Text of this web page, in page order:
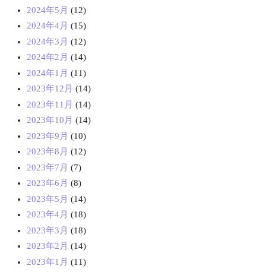
2024年5月 (12)
2024年4月 (15)
2024年3月 (12)
2024年2月 (14)
2024年1月 (11)
2023年12月 (14)
2023年11月 (14)
2023年10月 (14)
2023年9月 (10)
2023年8月 (12)
2023年7月 (7)
2023年6月 (8)
2023年5月 (14)
2023年4月 (18)
2023年3月 (18)
2023年2月 (14)
2023年1月 (11)